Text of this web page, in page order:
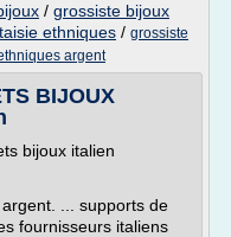
/ grossiste bijoux
ethniques / grossiste
argent
BIJOUX
bijoux italien
... supports de
fournisseurs italiens